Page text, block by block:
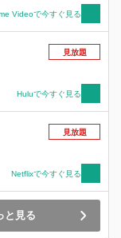
関係を維持し、2
く。
Videoで今すぐ見る
見放題
Huluで今すぐ見る
見放題
Netflixで今すぐ見る
と見る